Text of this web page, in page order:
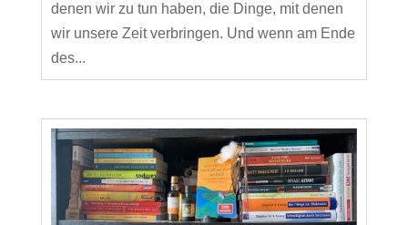
denen wir zu tun haben, die Dinge, mit denen
wir unsere Zeit verbringen. Und wenn am Ende
des...